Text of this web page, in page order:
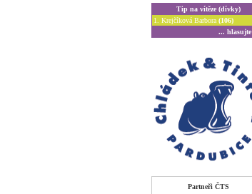
Tip na vítěze (dívky)
1. Krejčíková Barbora (106)
... hlasujte
Partneři ČTS